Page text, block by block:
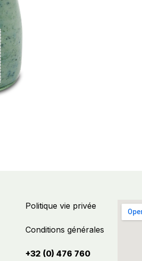
Politique vie privée
Conditions générales
+32 (0) 476 760